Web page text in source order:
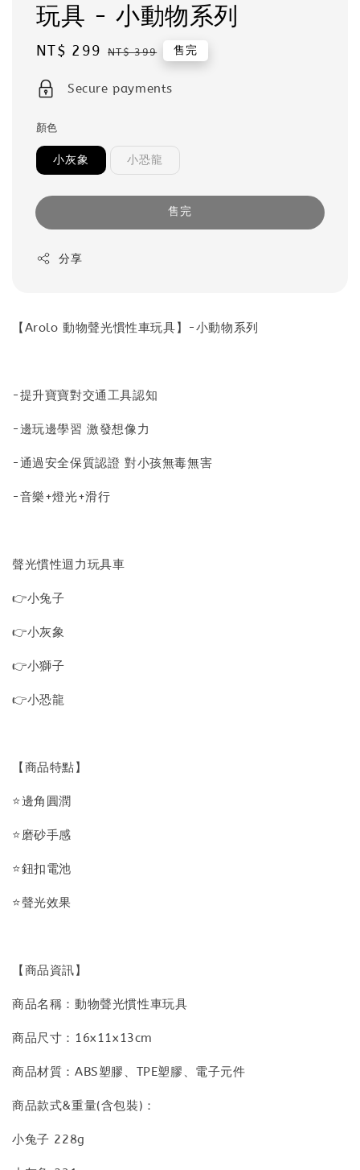
玩具 - 小動物系列
Sale
NT$ 299 Regular
NT$ 399 售完
Secure payments
顏色
小灰象 小恐龍
售完
分享
【Arolo 動物聲光慣性車玩具】-小動物系列
-提升寶寶對交通工具認知
-邊玩邊學習 激發想像力
-通過安全保質認證 對小孩無毒無害
-音樂+燈光+滑行
聲光慣性迴力玩具車
👉小兔子
👉小灰象
👉小獅子
👉小恐龍
【商品特點】
⭐邊角圓潤
⭐磨砂手感
⭐鈕扣電池
⭐聲光效果
【商品資訊】
商品名稱：動物聲光慣性車玩具
商品尺寸：16x11x13cm
商品材質：ABS塑膠、TPE塑膠、電子元件
商品款式&重量(含包裝)：
小兔子 228g